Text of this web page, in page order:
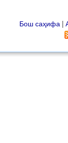
Бош саҳифа |